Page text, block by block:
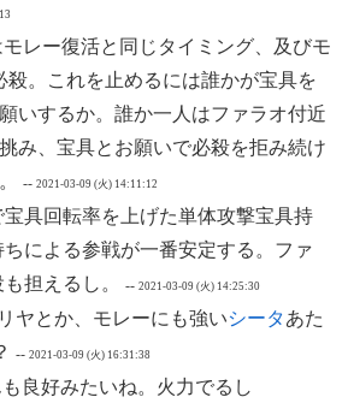
レー復活と同じタイミング、及びモ
殺。これを止めるには誰かが宝具を
いするか。誰か一人はファラオ付近
み、宝具とお願いで必殺を拒み続け
。--2021-03-09 (火) 14:11:12
具回転率を上げた単体攻撃宝具持
による参戦が一番安定する。ファ
も担えるし。--2021-03-09 (火) 14:25:30
ヤとか、モレーにも強いシータあた
--2021-03-09 (火) 16:31:38
良好みたいね。火力でるし